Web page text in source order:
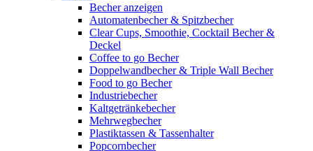
Becher anzeigen
Automatenbecher & Spitzbecher
Clear Cups, Smoothie, Cocktail Becher &
Deckel
Coffee to go Becher
Doppelwandbecher & Triple Wall Becher
Food to go Becher
Industriebecher
Kaltgetränkebecher
Mehrwegbecher
Plastiktassen & Tassenhalter
Popcornbecher